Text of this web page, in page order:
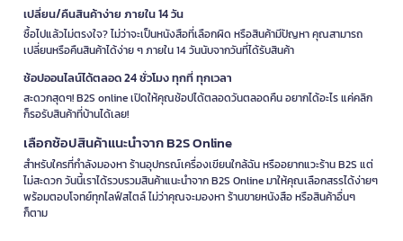
เปลี่ยน/คืนสินค้าง่าย ภายใน 14 วัน
ซื้อไปแล้วไม่ตรงใจ? ไม่ว่าจะเป็นหนังสือที่เลือกผิด หรือสินค้ามีปัญหา คุณสามารถ
เปลี่ยนหรือคืนสินค้าได้ง่าย ๆ ภายใน 14 วันนับจากวันที่ได้รับสินค้า
ช้อปออนไลน์ได้ตลอด 24 ชั่วโมง ทุกที่ ทุกเวลา
สะดวกสุดๆ! B2S online เปิดให้คุณช้อปได้ตลอดวันตลอดคืน อยากได้อะไร แค่คลิก
ก็รอรับสินค้าที่บ้านได้เลย!
เลือกช้อปสินค้าแนะนำจาก B2S Online
สำหรับใครที่กำลังมองหา ร้านอุปกรณ์เครื่องเขียนใกล้ฉัน หรืออยากแวะร้าน B2S แต่
ไม่สะดวก วันนี้เราได้รวบรวมสินค้าแนะนำจาก B2S Online มาให้คุณเลือกสรรได้ง่ายๆ
พร้อมตอบโจทย์ทุกไลฟ์สไตล์ ไม่ว่าคุณจะมองหา ร้านขายหนังสือ หรือสินค้าอื่นๆ
ก็ตาม